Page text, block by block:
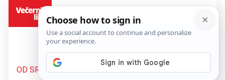
OD SREDINE OVOG MJESECA